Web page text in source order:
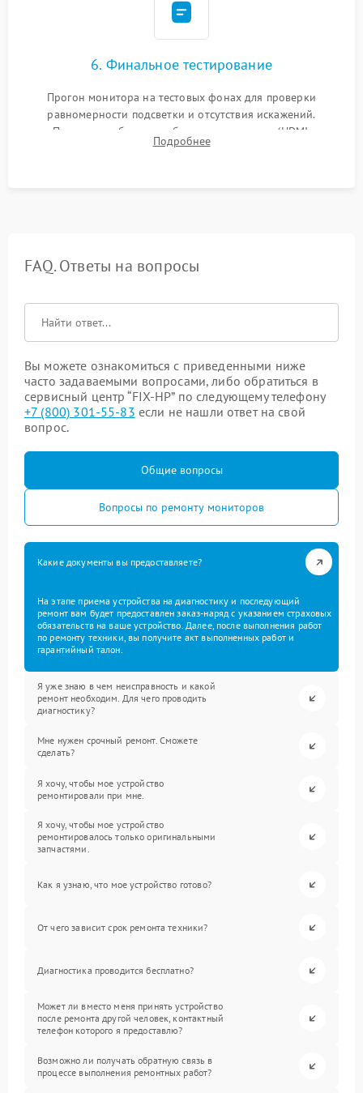
6. Финальное тестирование
Прогон монитора на тестовых фонах для проверки
равномерности подсветки и отсутствия искажений.
Проверка работоспособности всех портов (HDMI,
DisplayPort, VGA) и кнопок управления под нагрузкой в
Подробнее
FAQ. Ответы на вопросы
Вы можете ознакомиться с приведенными ниже
часто задаваемыми вопросами, либо обратиться в
сервисный центр “FIX-HP” по следующему телефону
+7 (800) 301-55-83 если не нашли ответ на свой
вопрос.
Общие вопросы
Вопросы по ремонту мониторов
Какие документы вы предоставляете?
На этапе приема устройства на диагностику и последующий
ремонт вам будет предоставлен заказ-наряд с указанием страховых
обязательств на ваше устройство. Далее, после выполнения работ
по ремонту техники, вы получите акт выполненных работ и
гарантийный талон.
Я уже знаю в чем неисправность и какой
ремонт необходим. Для чего проводить
диагностику?
Мне нужен срочный ремонт. Сможете
сделать?
Я хочу, чтобы мое устройство
ремонтировали при мне.
Я хочу, чтобы мое устройство
ремонтировалось только оригинальными
запчастями.
Как я узнаю, что мое устройство готово?
От чего зависит срок ремонта техники?
Диагностика проводится бесплатно?
Может ли вместо меня принять устройство
после ремонта другой человек, контактный
телефон которого я предоставлю?
Возможно ли получать обратную связь в
процессе выполнения ремонтных работ?